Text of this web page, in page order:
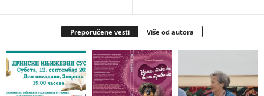
Preporučene vesti Više od autora